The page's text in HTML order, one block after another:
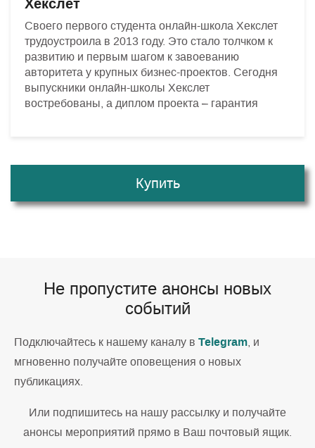
Своего первого студента онлайн-школа Хекслет
трудоустроила в 2013 году. Это стало толчком к
развитию и первым шагом к завоеванию
авторитета у крупных бизнес-проектов. Сегодня
выпускники онлайн-школы Хекслет
востребованы, а диплом проекта – гарантия
Купить
Не пропустите анонсы новых
событий
Подключайтесь к нашему каналу в Telegram, и
мгновенно получайте оповещения о новых
публикациях.
Или подпишитесь на нашу рассылку и получайте
анонсы мероприятий прямо в Ваш почтовый ящик.